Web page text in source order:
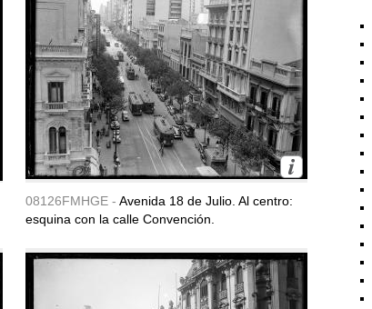
08126FMHGE - Avenida 18 de Julio. Al centro:
esquina con la calle Convención.